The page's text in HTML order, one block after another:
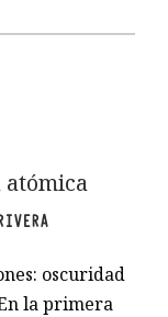
atómica
oscuridad
la primera